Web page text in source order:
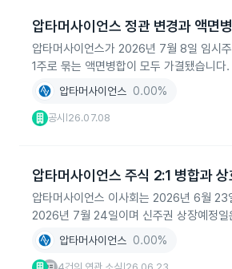
압타머사이언스 정관 변경과 액면
압타머사이언스가 2026년 7월 8일 임시
1주로 묶는 액면병합이 모두 가결됐습니다.
압타머사이언스 0.00%
공시 26.07.08
압타머사이언스 주식 2:1 병합과 상
압타머사이언스 이사회는 2026년 6월 23
2026년 7월 24일이며 신주권 상장예정
압타머사이언스 0.00%